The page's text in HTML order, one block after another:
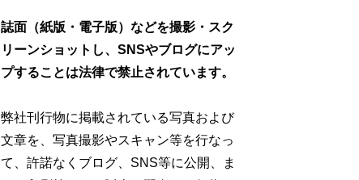
誌面（紙版・電子版）などを撮影・スク
リーンショットし、SNSやブログにアッ
プすることは法律で禁止されています。
弊社刊行物に掲載されている写真および
文章を、写真撮影やスキャン等を行なっ
て、許諾なくブログ、SNS等に公開、ま